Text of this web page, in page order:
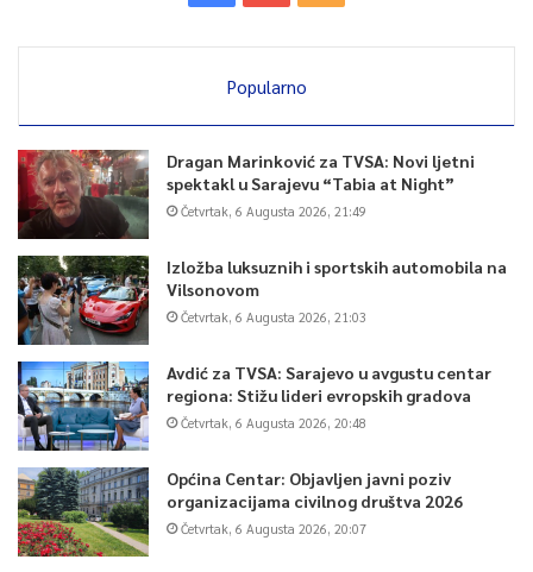
Popularno
Dragan Marinković za TVSA: Novi ljetni
spektakl u Sarajevu “Tabia at Night”
Četvrtak, 6 Augusta 2026, 21:49
Izložba luksuznih i sportskih automobila na
Vilsonovom
Četvrtak, 6 Augusta 2026, 21:03
Avdić za TVSA: Sarajevo u avgustu centar
regiona: Stižu lideri evropskih gradova
Četvrtak, 6 Augusta 2026, 20:48
Općina Centar: Objavljen javni poziv
organizacijama civilnog društva 2026
Četvrtak, 6 Augusta 2026, 20:07